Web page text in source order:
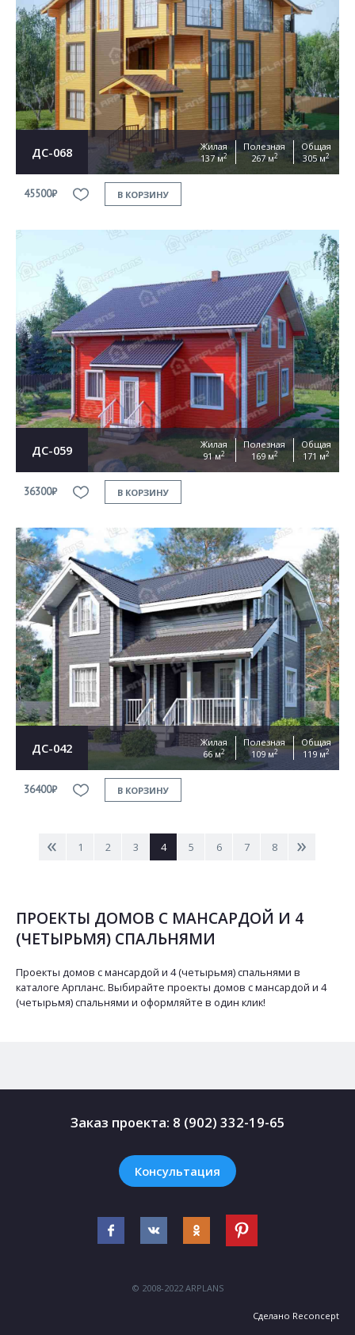
ДС-068
Жилая
137 м2
Полезная
267 м2
Общая
305 м2
45500₽ В КОРЗИНУ
ДС-059
Жилая
91 м2
Полезная
169 м2
Общая
171 м2
36300₽ В КОРЗИНУ
ДС-042
Жилая
66 м2
Полезная
109 м2
Общая
119 м2
36400₽ В КОРЗИНУ
< 1 2 3 4 5 6 7 8 >
ПРОЕКТЫ ДОМОВ С МАНСАРДОЙ И 4
(ЧЕТЫРЬМЯ) СПАЛЬНЯМИ
Проекты домов с мансардой и 4 (четырьмя) спальнями в
каталоге Арпланс. Выбирайте проекты домов с мансардой и 4
(четырьмя) спальнями и оформляйте в один клик!
Заказ проекта: 8 (902) 332-19-65
Консультация
© 2008-2022 ARPLANS
Сделано Reconcept